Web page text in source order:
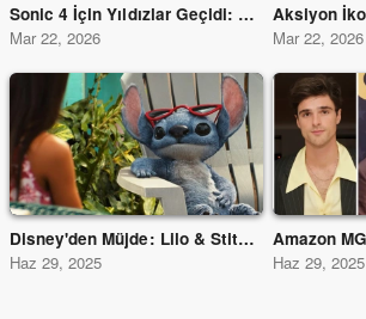
Sonic 4 İçin Yıldızlar Geçidi: Keanu Reeves ve Idris Elba’nın Yanına Dev İsimler Katıldı!
Mar 22, 2026
Mar 22, 2026
Disney'den Müjde: Lilo & Stitch 2 Geliyor
Haz 29, 2025
Haz 29, 2025